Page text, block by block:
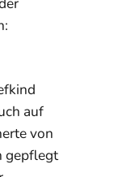
auf
von
gepflegt